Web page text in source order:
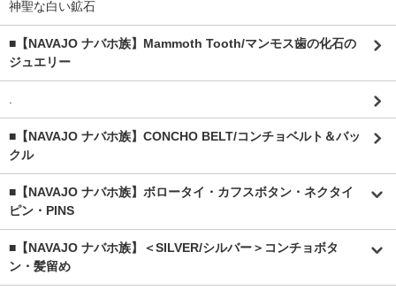
神聖な白い鉱石
■【NAVAJO ナバホ族】Mammoth Tooth/マンモス歯の化石の
ジュエリー
■【NAVAJO ナバホ族】CONCHO BELT/コンチョベルト＆バッ
クル
■【NAVAJO ナバホ族】ボロータイ・カフスボタン・ネクタイ
ピン・PINS
■【NAVAJO ナバホ族】＜SILVER/シルバー＞コンチョボタ
ン・髪留め